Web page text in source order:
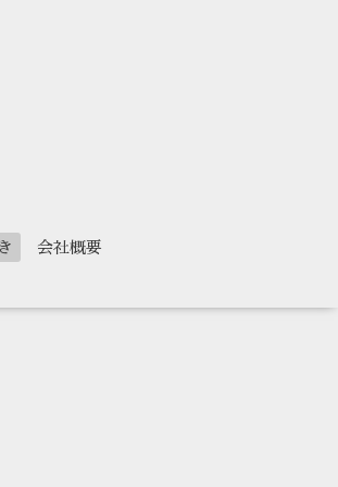
会社概要